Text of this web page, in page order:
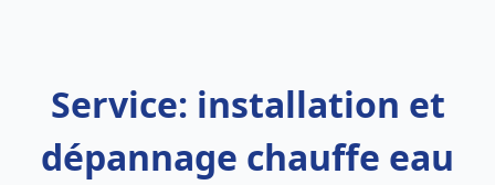
Service: installation et
dépannage chauffe eau